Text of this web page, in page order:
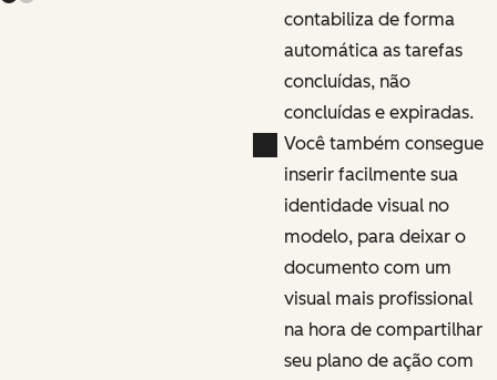
contabiliza de forma
automática as tarefas
concluídas, não
concluídas e expiradas.
Você também consegue
inserir facilmente sua
identidade visual no
modelo, para deixar o
documento com um
visual mais profissional
na hora de compartilhar
seu plano de ação com